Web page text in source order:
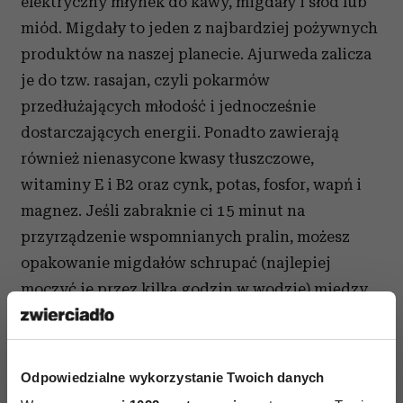
Odpowiedzialne wykorzystanie Twoich danych
miód. Migdały to jeden z najbardziej pożywnych
produktów na naszej planecie. Ajurweda zalicza
je do tzw. rasajan, czyli pokarmów
przedłużających młodość i jednocześnie
dostarczających energii. Ponadto zawierają
również nienasycone kwasy tłuszczowe,
witaminy E i B2 oraz cynk, potas, fosfor, wapń i
magnez. Jeśli zabraknie ci 15 minut na
przyrządzenie wspomnianych pralin, możesz
opakowanie migdałów schrupać (najlepiej
moczyć je przez kilka godzin w wodzie) między
kolejnymi filiżankami kawy lub mocnej herbaty.
Kofeina wypłukuje bowiem magnez (sprawiając,